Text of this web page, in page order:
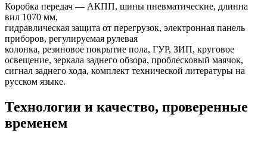
Коробка передач — АКПП, шины пневматические, длинна
вил 1070 мм,
гидравлическая защита от перегрузок, электронная панель
приборов, регулируемая рулевая
колонка, резиновое покрытие пола, ГУР, ЗИП, круговое
освещение, зеркала заднего обзора, проблесковый маячок,
сигнал заднего хода, комплект технической литературы на
русском языке.
Технологии и качество, проверенные
временем